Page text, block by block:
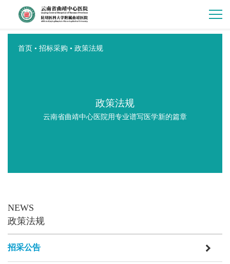
首页 • 招标采购 • 政策法规
政策法规
云南省曲靖中心医院用专业谱写医学新的篇章
NEWS
政策法规
招采公告